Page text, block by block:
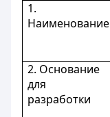
1.
Наименование
2. Основание
для
разработки